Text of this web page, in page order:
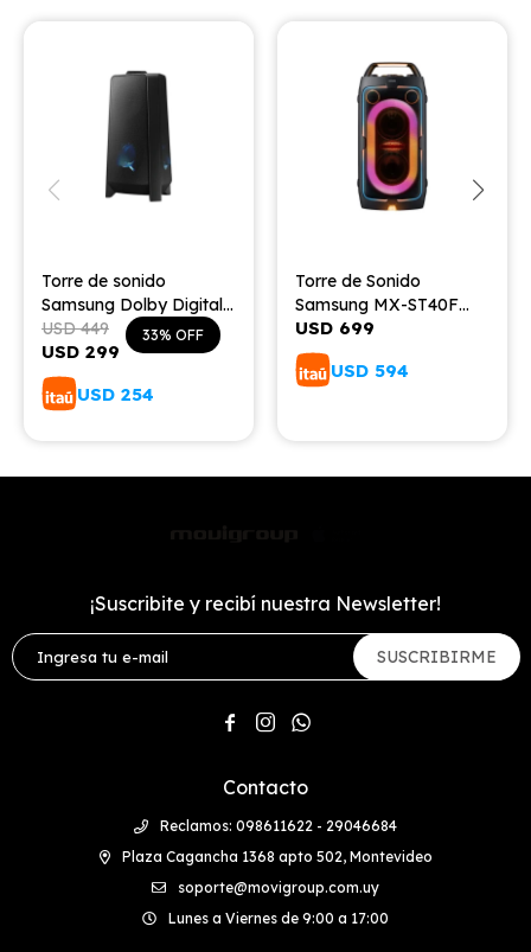
Torre de sonido
Samsung Dolby Digital
2.0 300W
USD 299
USD 449 33
USD 254
Torre de Sonido
Samsung MX-ST40F
160 watts Party Speaker
USD 699
USD 594
Contacto
Reclamos: 098611622 - 29046684
Plaza Cagancha 1368 apto 502, Montevideo
soporte@movigroup.com.uy
Lunes a Viernes de 9:00 a 17:00
¡Suscribite y recibí nuestra Newsletter!
SUSCRIBIRME
  